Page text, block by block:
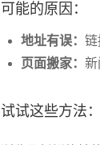
可能的原因：
地址有误： 链
页面搬家： 新
试试这些方法：